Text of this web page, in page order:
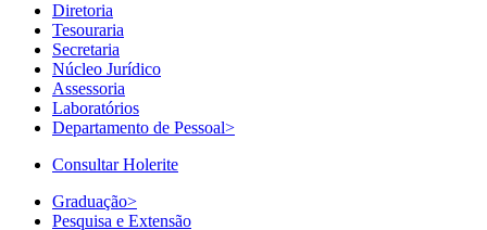
Diretoria
Tesouraria
Secretaria
Núcleo Jurídico
Assessoria
Laboratórios
Departamento de Pessoal>
Consultar Holerite
Graduação>
Pesquisa e Extensão